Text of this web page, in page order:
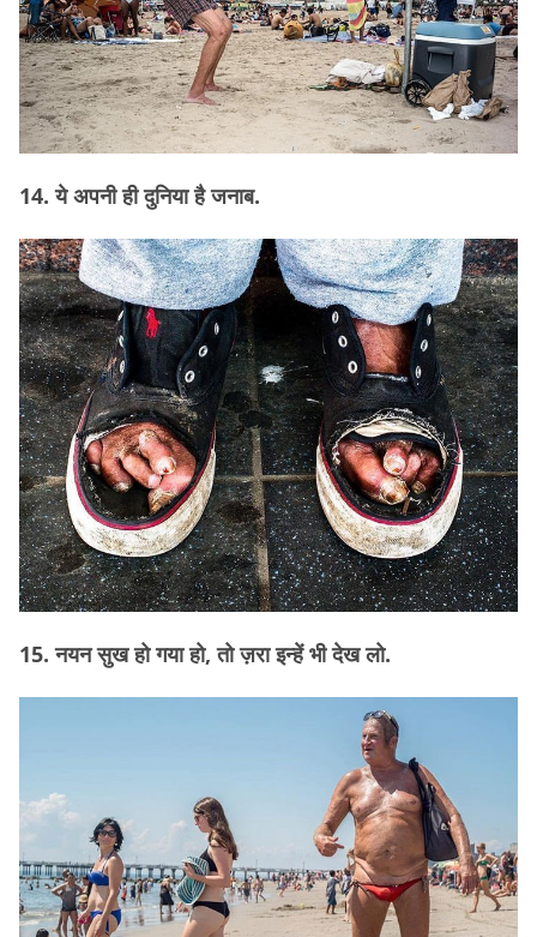
14. ये अपनी ही दुनिया है जनाब.
15. नयन सुख हो गया हो, तो ज़रा इन्हें भी देख लो.